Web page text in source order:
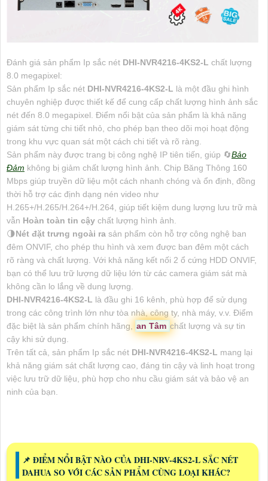
Đánh giá sản phẩm Ip sắc nét DHI-NVR4216-4KS2-L chất lượng
8.0 megapixel:
Sản phẩm Ip sắc nét DHI-NVR4216-4KS2-L là một đầu ghi hình
chuyên nghiệp được thiết kế để cung cấp chất lượng hình ảnh sắc
nét đến 8.0 megapixel. Điểm nổi bật của sản phẩm là khả năng
giám sát từng chi tiết nhỏ, cho phép bạn theo dõi mọi hoạt động
trong khu vực quan sát một cách chi tiết và rõ ràng.
Sản phẩm này được trang bị công nghệ IP tiên tiến, giúp 🔄Bảo
Đảm không bị giảm chất lượng hình ảnh. Chip Băng Thông 160
Mbps giúp truyền dữ liệu một cách nhanh chóng và ổn định, đồng
thời hỗ trợ các định dạng nén video như
H.265+/H.265/H.264+/H.264, giúp tiết kiệm dung lượng lưu trữ mà
vẫn Hoàn toàn tin cậy chất lượng hình ảnh.
🌗Nét đặt trưng ngoài ra sản phẩm còn hỗ trợ công nghệ ban
đêm ONVIF, cho phép thu hình và xem được ban đêm một cách
rõ ràng và chất lượng. Với khả năng kết nối 2 ổ cứng HDD ONVIF,
bạn có thể lưu trữ lượng dữ liệu lớn từ các camera giám sát mà
không cần lo lắng về dung lượng.
DHI-NVR4216-4KS2-L là đầu ghi 16 kênh, phù hợp để sử dụng
trong các công trình lớn như tòa nhà, công ty, nhà máy, v.v. Điểm
đặc biệt là sản phẩm chính hãng, an Tâm chất lượng và sự tin
cậy khi sử dụng.
Trên tất cả, sản phẩm Ip sắc nét DHI-NVR4216-4KS2-L mang lại
khả năng giám sát chất lượng cao, đáng tin cậy và linh hoạt trong
việc lưu trữ dữ liệu, phù hợp cho nhu cầu giám sát và bảo vệ an
ninh của bạn.
📌 ĐIỂM NỔI BẬT NÀO CỦA DHI-NRV-4KS2-L SẮC NÉT
DAHUA SO VỚI CÁC SẢN PHẨM CÙNG LOẠI KHÁC?